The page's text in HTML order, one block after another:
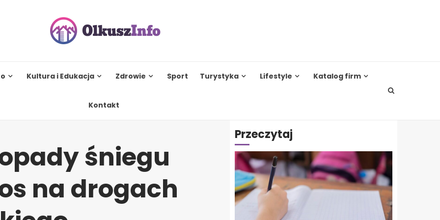
Kultura i Edukacja Zdrowie Sport Turystyka Lifestyle Katalog firm
Kontakt
śniegu
na drogach
Przeczytaj